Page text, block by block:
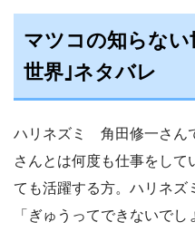
マツコの知らな
世界｣ネタバレ
ハリネズミ 角田修一さん
さんとは何度も仕事をして
ても活躍する方。ハリネズ
「ぎゅうってできないで